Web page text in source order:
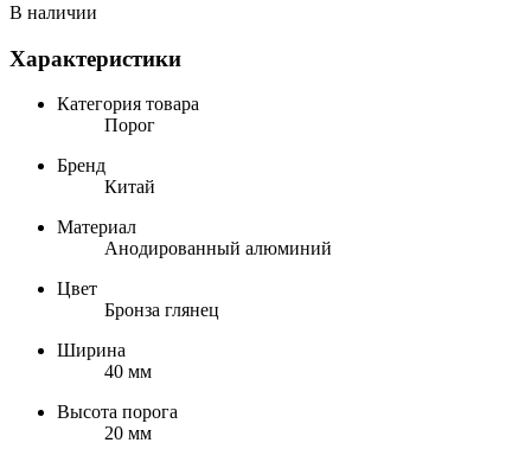
В наличии
Характеристики
Категория товара
Порог
Бренд
Китай
Материал
Анодированный алюминий
Цвет
Бронза глянец
Ширина
40 мм
Высота порога
20 мм